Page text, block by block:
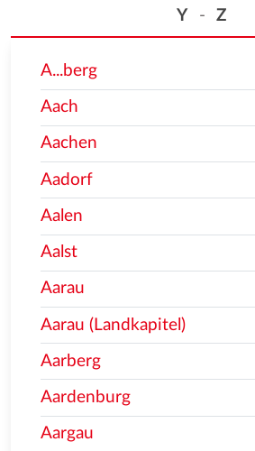
Y
- Z
A...berg
Aach
Aachen
Aadorf
Aalen
Aalst
Aarau
Aarau (Landkapitel)
Aarberg
Aardenburg
Aargau